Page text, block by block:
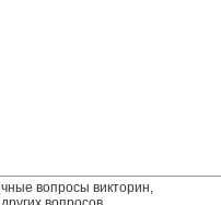
вопросы викторин,